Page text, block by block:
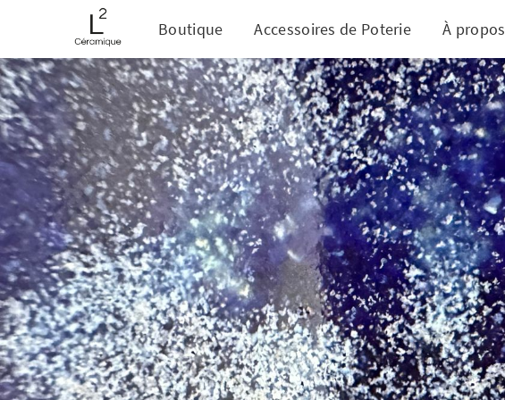
Boutique Accessoires de Poterie À propos